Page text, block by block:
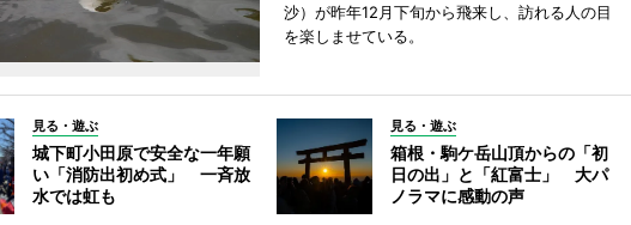
沙）が昨年12月下旬から飛来し、訪れる人の目
を楽しませている。
見る・遊ぶ
城下町小田原で安全な一年願
い「消防出初め式」 一斉放
水では虹も
見る・遊ぶ
箱根・駒ケ岳山頂からの「初
日の出」と「紅富士」 大パ
ノラマに感動の声